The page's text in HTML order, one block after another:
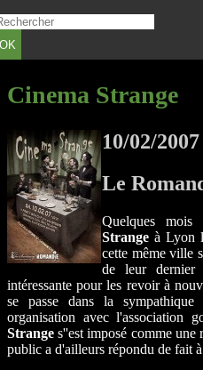
OK
Cinema Strange
10/02/2007
Le
Quelques
Strange à Lyon
cette même ville
de leur dernier
intéressante pour les revoir à
se passe dans la
organisation avec l'association
Strange s''est imposé comme une
public a d'ailleurs répondu de fait